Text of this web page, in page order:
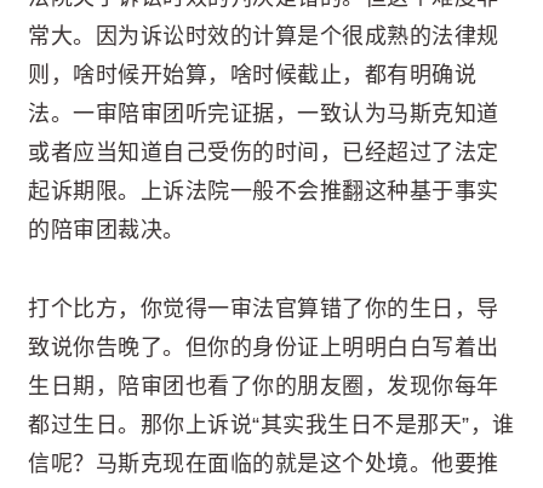
常大。因为诉讼时效的计算是个很成熟的法律规
则，啥时候开始算，啥时候截止，都有明确说
法。一审陪审团听完证据，一致认为马斯克知道
或者应当知道自己受伤的时间，已经超过了法定
起诉期限。上诉法院一般不会推翻这种基于事实
的陪审团裁决。
打个比方，你觉得一审法官算错了你的生日，导
致说你告晚了。但你的身份证上明明白白写着出
生日期，陪审团也看了你的朋友圈，发现你每年
都过生日。那你上诉说“其实我生日不是那天”，谁
信呢？马斯克现在面临的就是这个处境。他要推